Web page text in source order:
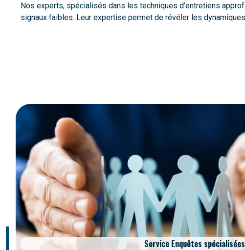
Nos experts, spécialisés dans les techniques d’entretiens
signaux faibles. Leur expertise permet de révéler les
Service Enquêtes